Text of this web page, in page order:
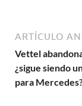
ARTÍCULO
Vettel
¿sigue siendo
para